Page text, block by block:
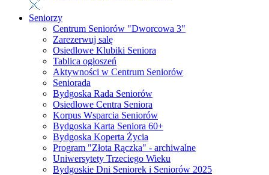
Seniorzy
Centrum Seniorów "Dworcowa 3"
Zarezerwuj salę
Osiedlowe Klubiki Seniora
Tablica ogłoszeń
Aktywności w Centrum Seniorów
Seniorada
Bydgoska Rada Seniorów
Osiedlowe Centra Seniora
Korpus Wsparcia Seniorów
Bydgoska Karta Seniora 60+
Bydgoska Koperta Życia
Program "Złota Rączka" - archiwalne
Uniwersytety Trzeciego Wieku
Bydgoskie Dni Seniorek i Seniorów 2025